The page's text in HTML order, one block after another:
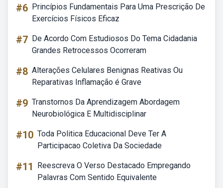
#6 Princípios Fundamentais Para Uma Prescrição De
Exercícios Físicos Eficaz
#7 De Acordo Com Estudiosos Do Tema Cidadania
Grandes Retrocessos Ocorreram
#8 Alterações Celulares Benignas Reativas Ou
Reparativas Inflamação é Grave
#9 Transtornos Da Aprendizagem Abordagem
Neurobiológica E Multidisciplinar
#10 Toda Politica Educacional Deve Ter A
Participacao Coletiva Da Sociedade
#11
Reescreva O Verso Destacado Empregando
Palavras Com Sentido Equivalente